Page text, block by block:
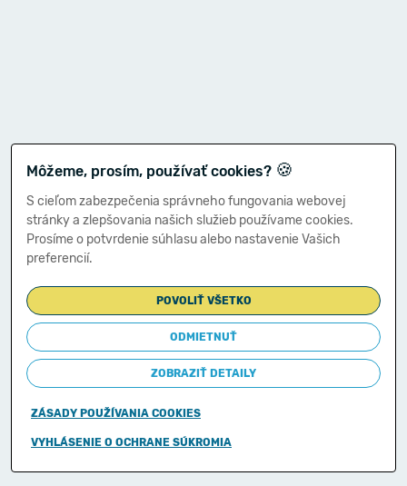
Môžeme, prosím, používať cookies? 🍪
S cieľom zabezpečenia správneho fungovania webovej
stránky a zlepšovania našich služieb používame cookies.
Prosíme o potvrdenie súhlasu alebo nastavenie Vašich
preferencií.
POVOLIŤ VŠETKO
ODMIETNUŤ
ZOBRAZIŤ DETAILY
ZÁSADY POUŽÍVANIA COOKIES
VYHLÁSENIE O OCHRANE SÚKROMIA
Copyright © 2011-2026